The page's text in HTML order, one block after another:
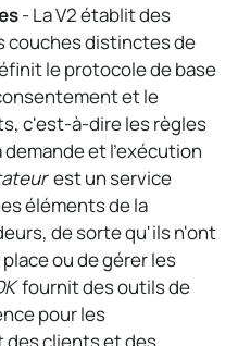
- La V2 établit des
couches distinctes de
le protocole de base
et le
c'est-à-dire les règles
et l'exécution
est un service
éléments de la
de sorte qu'ils n'ont
ou de gérer les
fournit des outils de
pour les